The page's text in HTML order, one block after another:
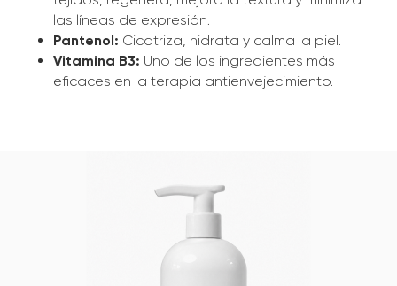
las líneas de expresión.
Pantenol: Cicatriza, hidrata y calma la piel.
Vitamina B3: Uno de los ingredientes más
eficaces en la terapia antienvejecimiento.